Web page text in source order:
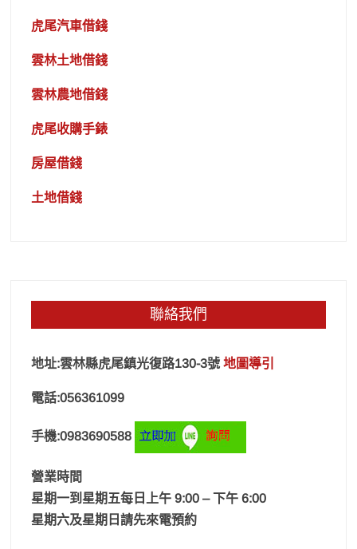
虎尾汽車借錢
雲林土地借錢
雲林農地借錢
虎尾收購手錶
房屋借錢
土地借錢
聯絡我們
地址:雲林縣虎尾鎮光復路130-3號地圖導引
電話:056361099
手機:0983690588
營業時間
星期一到星期五每日上午 9:00 – 下午 6:00
星期六及星期日請先來電預約